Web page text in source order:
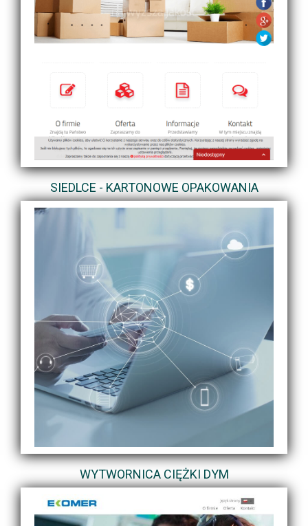
SIEDLCE - KARTONOWE OPAKOWANIA
WYTWORNICA CIĘŻKI DYM